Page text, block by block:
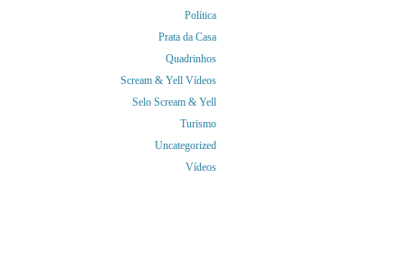
Política
Prata da Casa
Quadrinhos
Scream & Yell Vídeos
Selo Scream & Yell
Turismo
Uncategorized
Vídeos